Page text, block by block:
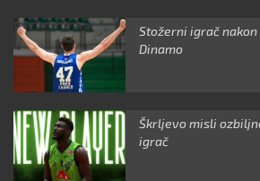
Stožerni igrač
Dinamo
Škrljevo misli
igrač